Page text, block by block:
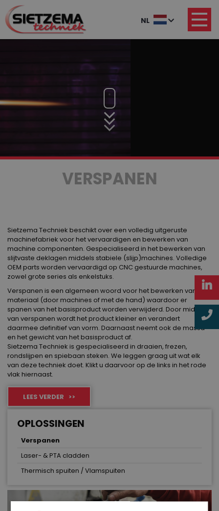
VERSPANEN
Sietzema Techniek beschikt over een volledig uitgeruste
machinefabriek voor het vervaardigen en bewerken van
machine componenten. Gespecialiseerd in het bewerken van
slijtvaste deklagen middels stabiele (slijp)machines. Volledige
OEM parts worden vervaardigd op CNC gestuurde machines,
zowel grote series als enkelstuks.
Verspanen is een algemeen woord voor het bewerken van
materiaal (door machines of met de hand) waardoor er
spanen van het basisproduct worden verwijderd. Door middel
van verspanen wordt het product kleiner en verandert
daarmee definitief van vorm. Daarnaast neemt ook de massa
en het gewicht van het basisproduct af.
Sietzema Techniek is gespecialiseerd in draaien, frezen,
rondslijpen en spiebaan steken. We leggen graag uit wat elk
van deze techniek doet. Klikt u daarvoor op de links in het rode
vlak hiernaast.
LEES VERDER >>
OPLOSSINGEN
Verspanen
Laser- & PTA cladden
Thermisch spuiten / Vlamspuiten
NL